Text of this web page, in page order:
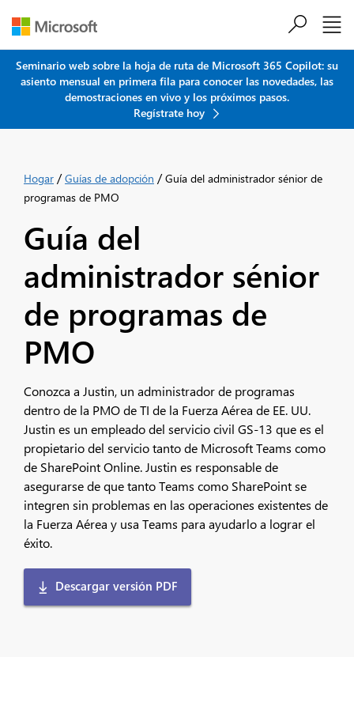
Seminario web sobre la hoja de ruta de Microsoft 365 Copilot: su
asiento mensual en primera fila para conocer las novedades, las
demostraciones en vivo y los próximos pasos.
Regístrate hoy
Hogar /Guías de adopción /Guía del administrador sénior de
programas de PMO
Guía del
administrador sénior
de programas de
PMO
Conozca a Justin, un administrador de programas
dentro de la PMO de TI de la Fuerza Aérea de EE. UU.
Justin es un empleado del servicio civil GS-13 que es el
propietario del servicio tanto de Microsoft Teams como
de SharePoint Online. Justin es responsable de
asegurarse de que tanto Teams como SharePoint se
integren sin problemas en las operaciones existentes de
la Fuerza Aérea y usa Teams para ayudarlo a lograr el
éxito.
Descargar versión PDF